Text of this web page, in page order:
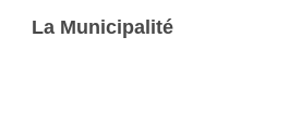
La Municipalité